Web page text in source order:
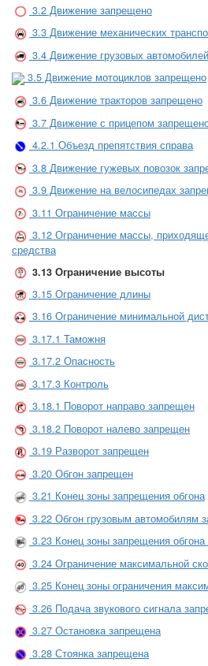
3.2 Движение запрещено
3.3 Движение механических
3.4 Движение грузовых
3.5 Движение мотоциклов запрещено
3.6 Движение тракторов запрещено
3.7 Движение с прицепом
4.2.1 Объезд препятствия справа
3.8 Движение гужевых повозок
3.9 Движение на велосипедах
3.11 Ограничение массы
3.12 Ограничение массы,
средства
3.13 Ограничение высоты
3.15 Ограничение длины
3.16 Ограничение минимальной
3.17.1 Таможня
3.17.2 Опасность
3.17.3 Контроль
3.18.1 Поворот направо запрещен
3.18.2 Поворот налево запрещен
3.19 Разворот запрещен
3.20 Обгон запрещен
3.21 Конец зоны запрещения обгона
3.22 Обгон грузовым автомобилям
3.23 Конец зоны запрещения
3.24 Ограничение максимальной
3.25 Конец зоны ограничения
3.26 Подача звукового сигнала
3.27 Остановка запрещена
3.28 Стоянка запрещена